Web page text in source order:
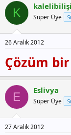
K Süper Üye
26 Aralık 2012
Çözüm
E Eslivya
Süper Üye
27 Aralık 2012